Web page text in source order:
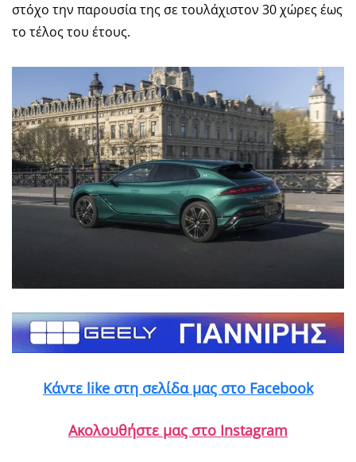
στόχο την παρουσία της σε τουλάχιστον 30 χώρες έως
το τέλος του έτους.
Κάντε like στη σελίδα μας στο Facebook
Ακολουθήστε μας στο Instagram